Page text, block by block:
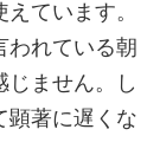
ています。
われている朝
じません。し
顕著に遅くな